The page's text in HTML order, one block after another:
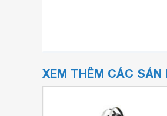
XEM THÊM CÁC